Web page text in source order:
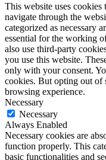
This website uses
navigate through the
categorized as necessary
essential for the working
also use third-party
you use this website.
only with your consent.
cookies. But opting out of
browsing experience.
Necessary
Necessary
Always Enabled
Necessary cookies are
function properly. This
basic functionalities and